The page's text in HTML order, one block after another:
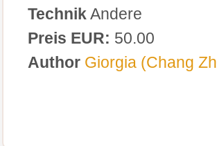
TechnikAndere
Preis EUR: 50.00
Author Giorgia (Chang